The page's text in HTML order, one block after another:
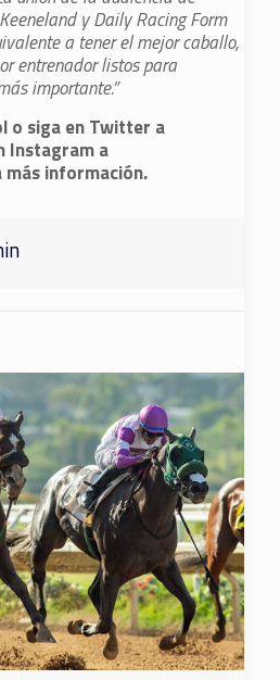
y Daily Racing Form
a tener el mejor caballo,
entrenador listos para
importante.”
o siga en Twitter a
Instagram a
información.